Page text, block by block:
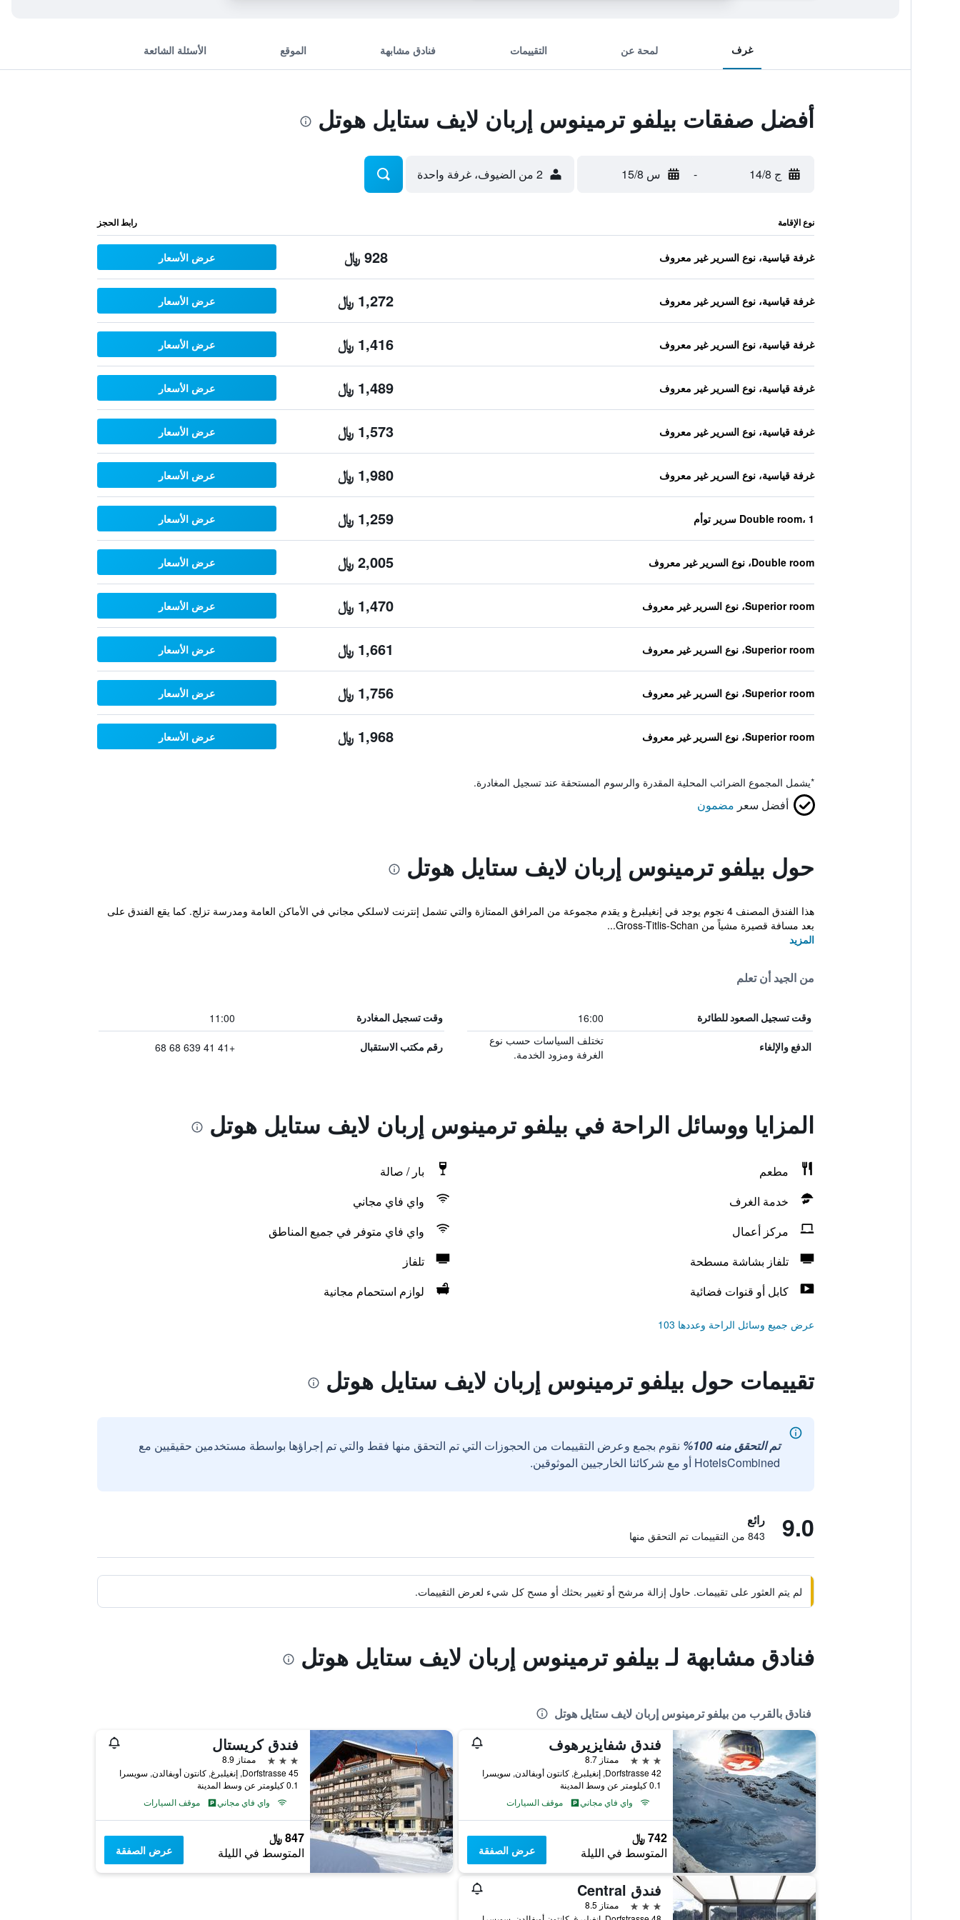
غرف لمحة عن التقييمات فنادق مشابهة الموقع الأسئلة الشائعة
أفضل صفقات بيلفو ترمينوس إربان لايف ستايل هوتل
ج 14/8 - س 15/8 2 من الضيوف، غرفة واحدة
نوع الإقامة رابط الحجز
غرفة قياسية، نوع السرير غير معروف 928 ﷼ عرض الأسعار
غرفة قياسية، نوع السرير غير معروف 1,272 ﷼ عرض الأسعار
غرفة قياسية، نوع السرير غير معروف 1,416 ﷼ عرض الأسعار
غرفة قياسية، نوع السرير غير معروف 1,489 ﷼ عرض الأسعار
غرفة قياسية، نوع السرير غير معروف 1,573 ﷼ عرض الأسعار
غرفة قياسية، نوع السرير غير معروف 1,980 ﷼ عرض الأسعار
Double room، 1 سرير توأم 1,259 ﷼ عرض الأسعار
Double room، نوع السرير غير معروف 2,005 ﷼ عرض الأسعار
Superior room، نوع السرير غير معروف 1,470 ﷼ عرض الأسعار
Superior room، نوع السرير غير معروف 1,661 ﷼ عرض الأسعار
Superior room، نوع السرير غير معروف 1,756 ﷼ عرض الأسعار
Superior room، نوع السرير غير معروف 1,968 ﷼ عرض الأسعار
*يشمل المجموع الضرائب المحلية المقدرة والرسوم المستحقة عند تسجيل المغادرة.
أفضل سعر مضمون
حول بيلفو ترمينوس إربان لايف ستايل هوتل
هذا الفندق المصنف 4 نجوم يوجد في إنغيلبرغ و يقدم مجموعة من المرافق الممتازة والتي تشمل إنترنت لاسلكي مجاني في الأماكن العامة ومدرسة تزلج. كما يقع الفندق على
بعد مسافة قصيرة مشياً من Gross-Titlis-Schan...
المزيد
من الجيد أن تعلم
وقت تسجيل الصعود للطائرة 16:00 وقت تسجيل المغادرة 11:00
الدفع والإلغاء
تختلف السياسات حسب نوع
الغرفة ومزود الخدمة.
رقم مكتب الاستقبال +41 41 639 68 68
المزايا ووسائل الراحة في بيلفو ترمينوس إربان لايف ستايل هوتل
مطعم
بار / صالة
خدمة الغرف
واي فاي مجاني
مركز أعمال
واي فاي متوفر في جميع المناطق
تلفاز بشاشة مسطحة
تلفاز
كابل أو قنوات فضائية
لوازم استحمام مجانية
عرض جميع وسائل الراحة وعددها 103
تقييمات حول بيلفو ترمينوس إربان لايف ستايل هوتل
تم التحقق منه 100%
نقوم بجمع وعرض التقييمات من الحجوزات التي تم التحقق منها فقط والتي تم إجراؤها بواسطة مستخدمين حقيقيين مع
HotelsCombined أو مع شركائنا الخارجيين الموثوقين.
9.0 رائع
843 من التقييمات تم التحقق منها
لم يتم العثور على تقييمات. حاول إزالة مرشح أو تغيير بحثك أو مسح كل شيء لعرض التقييمات.
فنادق مشابهة لـ بيلفو ترمينوس إربان لايف ستايل هوتل
فنادق بالقرب من بيلفو ترمينوس إربان لايف ستايل هوتل
فندق شفايزيرهوف
3 نجوم
ممتاز 8.7
Dorfstrasse 42, إنغيلبرغ, كانتون أوبفالدن, سويسرا
0.1 كيلومتر عن وسط المدينة
واي فاي مجاني
موقف السيارات
742 ﷼
المتوسط في الليلة عرض الصفقة
فندق كريستال
3 نجوم
ممتاز 8.9
Dorfstrasse 45, إنغيلبرغ, كانتون أوبفالدن, سويسرا
0.1 كيلومتر عن وسط المدينة
واي فاي مجاني
موقف السيارات
847 ﷼
المتوسط في الليلة عرض الصفقة
فندق Central
3 نجوم
ممتاز 8.5